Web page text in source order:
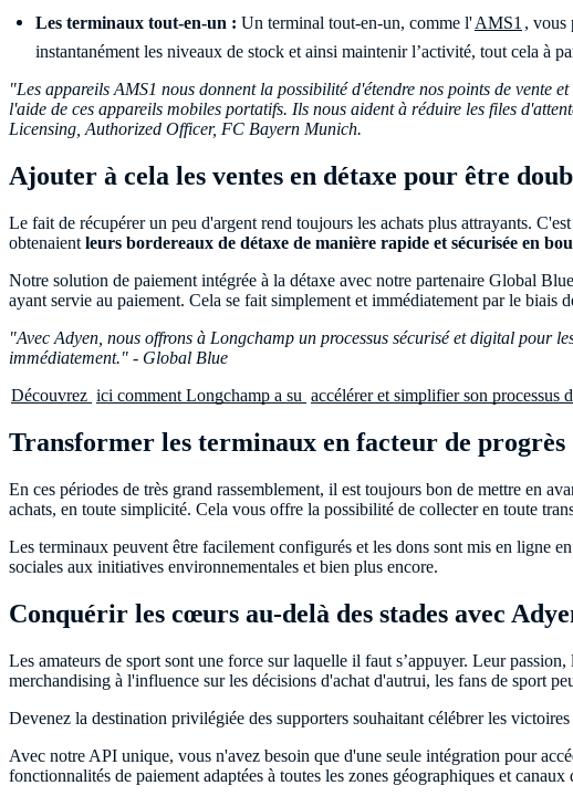
Les terminaux tout-en-un : Un terminal tout-en-un, comme l'AMS1 , vous
instantanément les niveaux de stock et ainsi maintenir l’activité, tout cela à
"Les appareils AMS1 nous donnent la possibilité d'étendre nos points de vente
l'aide de ces appareils mobiles portatifs. Ils nous aident à réduire les files
Licensing, Authorized Officer, FC Bayern Munich.
Ajouter à cela les ventes en détaxe pour être
Le fait de récupérer un peu d'argent rend toujours les achats plus attrayants.
obtenaient leurs bordereaux de détaxe de manière rapide et sécurisée en
Notre solution de paiement intégrée à la détaxe avec notre partenaire Global
ayant servie au paiement. Cela se fait simplement et immédiatement par le biais
"Avec Adyen, nous offrons à Longchamp un processus sécurisé et digital pour
immédiatement." - Global Blue
Découvrez ici comment Longchamp a su accélérer et simplifier son processus
Transformer les terminaux en facteur de progrès
En ces périodes de très grand rassemblement, il est toujours bon de mettre en
achats, en toute simplicité. Cela vous offre la possibilité de collecter en toute
Les terminaux peuvent être facilement configurés et les dons sont mis en ligne
sociales aux initiatives environnementales et bien plus encore.
Conquérir les cœurs au-delà des stades avec
Les amateurs de sport sont une force sur laquelle il faut s’appuyer. Leur
merchandising à l'influence sur les décisions d'achat d'autrui, les fans de sport
Devenez la destination privilégiée des supporters souhaitant célébrer les
Avec notre API unique, vous n'avez besoin que d'une seule intégration pour
fonctionnalités de paiement adaptées à toutes les zones géographiques et canaux